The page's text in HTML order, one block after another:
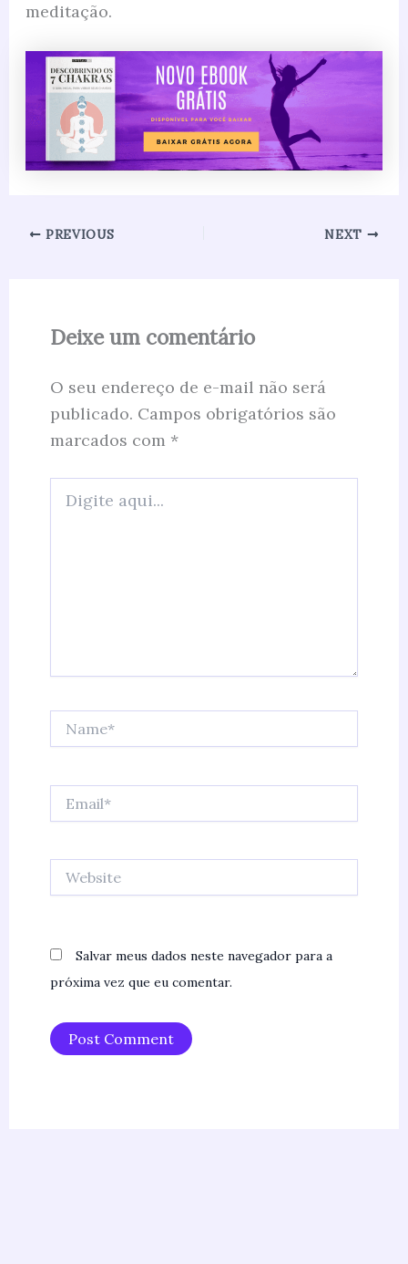
meditação.
PREVIOUS NEXT
Deixe um comentário
O seu endereço de e-mail não será
publicado. Campos obrigatórios são
marcados com *
aqui...
Salvar meus dados neste navegador para a
próxima vez que eu comentar.